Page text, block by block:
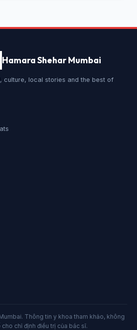
Hamara Shehar Mumbai
culture, local stories and the best of
Thông tin y khoa tham khảo, không
cho chỉ định điều trị của bác sĩ.